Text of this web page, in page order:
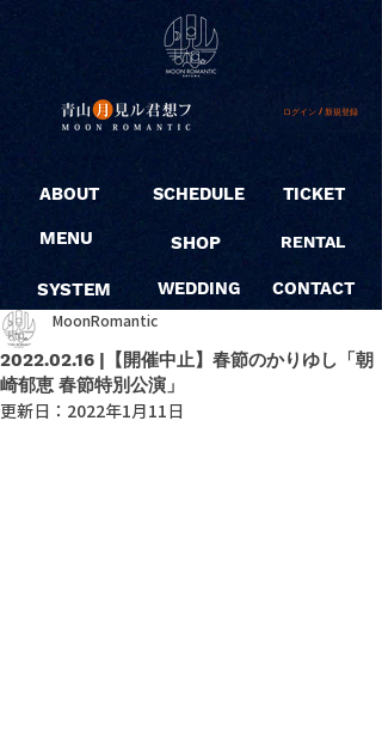
ログイン / 新規登録
ABOUT
MENU
SYSTEM
SCHEDULE
SHOP
WEDDING
TICKET
RENTAL
CONTACT
2022.02.16 |【開催中止】春節のかりゆし「朝
崎郁恵 春節特別公演」
MoonRomantic
更新日： 2022年1月11日